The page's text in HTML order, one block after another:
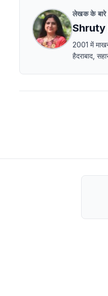
लेखक के बारे
Shruty
2001 में
हैदराबाद,